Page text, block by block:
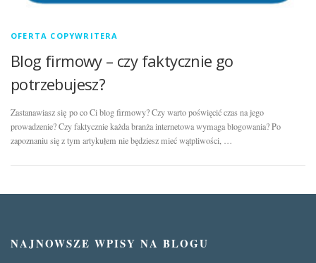
OFERTA COPYWRITERA
Blog firmowy – czy faktycznie go
potrzebujesz?
Zastanawiasz się po co Ci blog firmowy? Czy warto poświęcić czas na jego
prowadzenie? Czy faktycznie każda branża internetowa wymaga blogowania? Po
zapoznaniu się z tym artykułem nie będziesz mieć wątpliwości, …
NAJNOWSZE WPISY NA BLOGU